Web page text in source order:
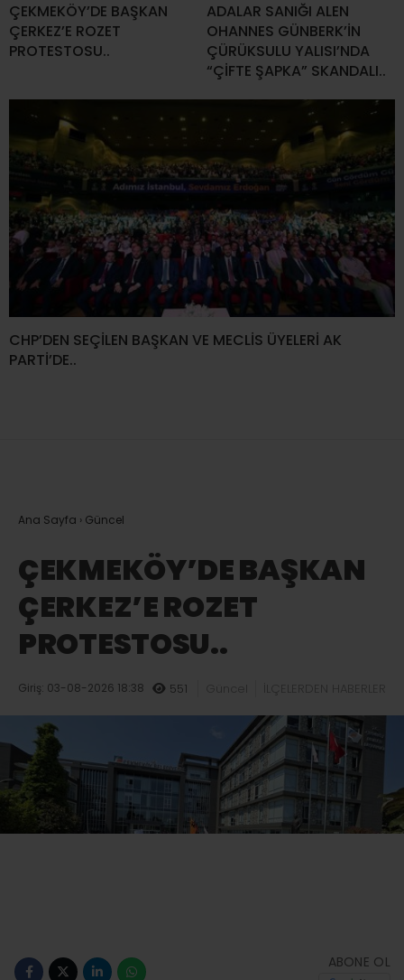
ÇEKMEKÖY’DE BAŞKAN
ÇERKEZ’E ROZET
PROTESTOSU..
ADALAR SANIĞI ALEN
OHANNES GÜNBERK’İN
ÇÜRÜKSULU YALISI’NDA
“ÇİFTE ŞAPKA” SKANDALI..
CHP’DEN SEÇİLEN BAŞKAN VE MECLİS ÜYELERİ AK
PARTİ’DE..
Ana Sayfa › Güncel
ÇEKMEKÖY’DE BAŞKAN
ÇERKEZ’E ROZET
PROTESTOSU..
Giriş: 03-08-2026 18:38 551
ABONE OL